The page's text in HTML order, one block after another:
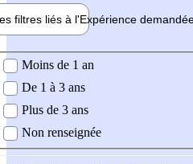
filtres liés à l'Expérience
demandée
Moins de 1 an
De 1 à 3 ans
Plus de 3 ans
Non renseignée